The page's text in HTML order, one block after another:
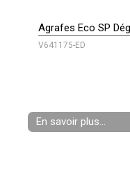
Agrafes Eco SP
V641175-ED
En savoir plus...